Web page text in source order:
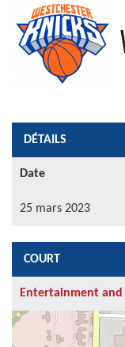
DÉTAILS
Date
25 mars 2023
COURT
Entertainment and